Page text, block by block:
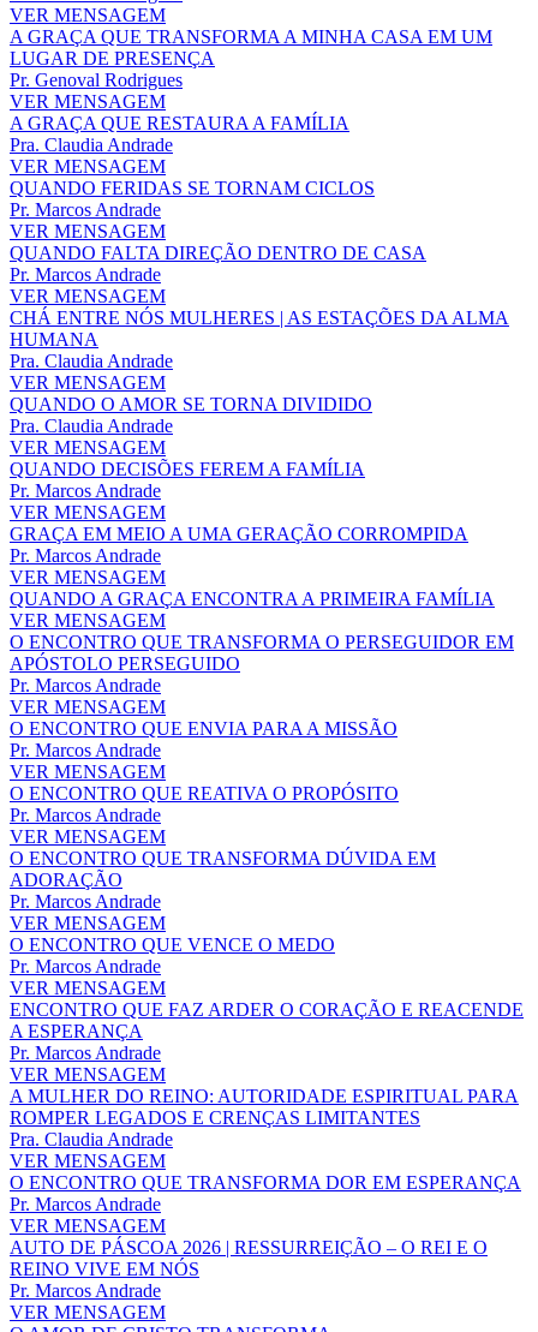
VER MENSAGEM
A GRAÇA QUE TRANSFORMA A MINHA CASA EM UM
LUGAR DE PRESENÇA
Pr. Genoval Rodrigues
VER MENSAGEM
A GRAÇA QUE RESTAURA A FAMÍLIA
Pra. Claudia Andrade
VER MENSAGEM
QUANDO FERIDAS SE TORNAM CICLOS
Pr. Marcos Andrade
VER MENSAGEM
QUANDO FALTA DIREÇÃO DENTRO DE CASA
Pr. Marcos Andrade
VER MENSAGEM
CHÁ ENTRE NÓS MULHERES | AS ESTAÇÕES DA ALMA
HUMANA
Pra. Claudia Andrade
VER MENSAGEM
QUANDO O AMOR SE TORNA DIVIDIDO
Pra. Claudia Andrade
VER MENSAGEM
QUANDO DECISÕES FEREM A FAMÍLIA
Pr. Marcos Andrade
VER MENSAGEM
GRAÇA EM MEIO A UMA GERAÇÃO CORROMPIDA
Pr. Marcos Andrade
VER MENSAGEM
QUANDO A GRAÇA ENCONTRA A PRIMEIRA FAMÍLIA
VER MENSAGEM
O ENCONTRO QUE TRANSFORMA O PERSEGUIDOR EM
APÓSTOLO PERSEGUIDO
Pr. Marcos Andrade
VER MENSAGEM
O ENCONTRO QUE ENVIA PARA A MISSÃO
Pr. Marcos Andrade
VER MENSAGEM
O ENCONTRO QUE REATIVA O PROPÓSITO
Pr. Marcos Andrade
VER MENSAGEM
O ENCONTRO QUE TRANSFORMA DÚVIDA EM
ADORAÇÃO
Pr. Marcos Andrade
VER MENSAGEM
O ENCONTRO QUE VENCE O MEDO
Pr. Marcos Andrade
VER MENSAGEM
ENCONTRO QUE FAZ ARDER O CORAÇÃO E REACENDE
A ESPERANÇA
Pr. Marcos Andrade
VER MENSAGEM
A MULHER DO REINO: AUTORIDADE ESPIRITUAL PARA
ROMPER LEGADOS E CRENÇAS LIMITANTES
Pra. Claudia Andrade
VER MENSAGEM
O ENCONTRO QUE TRANSFORMA DOR EM ESPERANÇA
Pr. Marcos Andrade
VER MENSAGEM
AUTO DE PÁSCOA 2026 | RESSURREIÇÃO – O REI E O
REINO VIVE EM NÓS
Pr. Marcos Andrade
VER MENSAGEM